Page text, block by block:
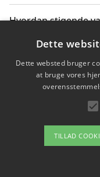
Hvordan stigende
Sådan vælger du
vandreture i
Om /
Dette
Dette websted bruger
at bruge vores
TILLAD